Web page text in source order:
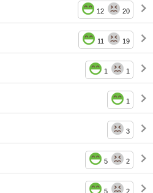
12 20
11 19
1 1
1
3
5 2
5 2